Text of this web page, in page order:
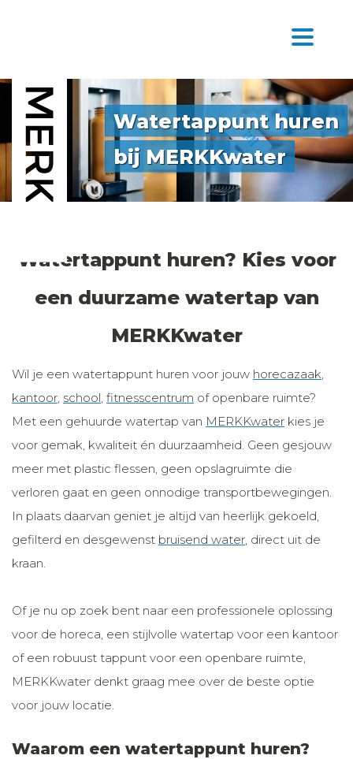
Watertappunt huren
bij MERKKwater
Watertappunt huren? Kies voor
een duurzame watertap van
MERKKwater
Wil je een watertappunt huren voor jouw horecazaak
kantoor school fitnesscentrum of openbare ruimte?
Met een gehuurde watertap van MERKKwater kies je
voor gemak, kwaliteit én duurzaamheid. Geen gesjouw
meer met plastic flessen, geen opslagruimte die
verloren gaat en geen onnodige transportbewegingen.
In plaats daarvan geniet je altijd van heerlijk gekoeld,
gefilterd en desgewenst bruisend water , direct uit de
kraan.
Of je nu op zoek bent naar een professionele oplossing
voor de horeca, een stijlvolle watertap voor een kantoor
of een robuust tappunt voor een openbare ruimte,
MERKKwater denkt graag mee over de beste optie
voor jouw locatie.
Waarom een watertappunt huren?